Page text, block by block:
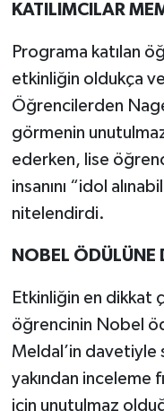
KATILIMCILAR
Programa katılan
etkinliğin oldukça
Öğrencilerden
görmenin
ederken, lise
insanını “idol
nitelendirdi.
NOBEL ÖDÜLÜNE
Etkinliğin en dikkat
öğrencinin Nobel
Meldal’in davetiyle
yakından inceleme
için unutulmaz